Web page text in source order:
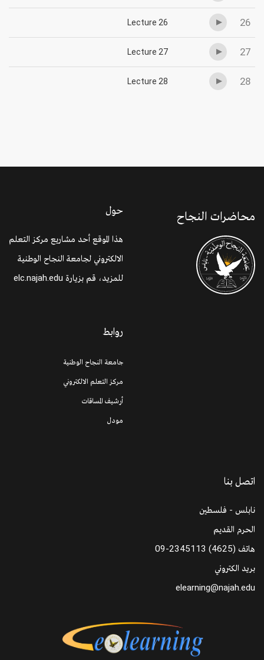
26
Lecture 26
27
Lecture 27
28
Lecture 28
محاضرات النجاح حول
هذا الموقع أحد مشاريع مركز التعلم
الالكتروني لجامعة النجاح الوطنية
للمزيد، قم بزيارة elc.najah.edu
روابط
جامعة النجاح الوطنية
مركز التعلم الالكتروني
أرشيف المساقات
مودل
اتصل بنا
نابلس - فلسطين
الحرم القديم
هاتف 09-2345113 (4625)
بريد الكتروني
elearning@najah.edu